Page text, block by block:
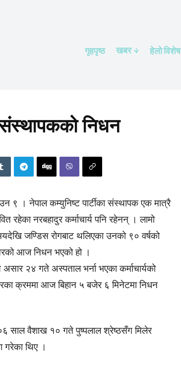
गृहपृष्ठ खबर हेलाे विशेष
निधन
९ । नेपाल कम्युनिष्ट पार्टीका संस्थापक एक मात्रै
रहेका नरबहादुर कर्माचार्य पनि रहेनन् । लामो
जण्डिस रोगबाट थलिएका उनको ९० वर्षको
आज निधन भएको हो ।
२४ गते अस्पताल भर्ना भएका कर्माचार्यको
क्रममा आज बिहान ५ बजेर ६ मिनेटमा निधन
साल वैशाख १० गते पुष्पलाल श्रेष्ठसँग मिलेर
गरेका थिए ।